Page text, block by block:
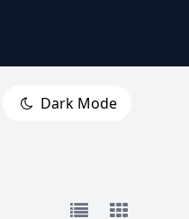
Dark Mode